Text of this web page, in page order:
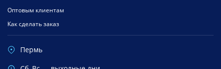
Оптовым клиентам
Как сделать заказ
Пермь